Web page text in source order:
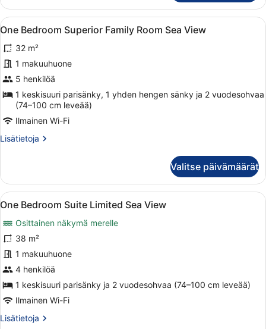
Sliding
Door
Sea
Avaa
kaikki
huonetyypin
One
Bedroom
Superior
Family
Room
Sea
View
Hotellihuone, jossa on sänky,
8
One Bedroom Superior Family Room Sea View
32 m²
1 makuuhuone
5 henkilöä
1 keskisuuri parisänky, 1 yhden hengen sänky ja 2 vuodesohvaa
(74–100 cm leveää)
Ilmainen Wi-Fi
Lisätietoja
Lisätietoja
Superior
Family
Room
View
Valitse päivämäärät
Avaa
kaikki
huonetyypin
One
Bedroom
Suite
Limited
Sea
View
kuvat
Hotellihuone, jossa on sänky,
5
One Bedroom Suite Limited Sea View
Osittainen näkymä merelle
38 m²
1 makuuhuone
4 henkilöä
1 keskisuuri parisänky ja 2 vuodesohvaa (74–100 cm leveää)
Ilmainen Wi-Fi
Lisätietoja
Lisätietoja